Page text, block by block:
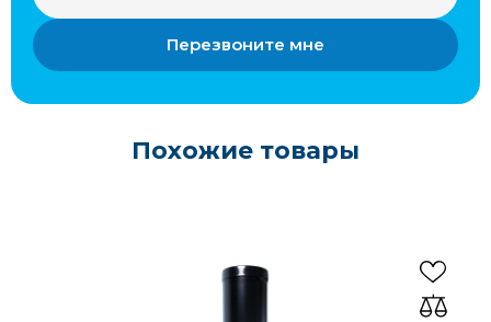
Перезвоните мне
Похожие товары